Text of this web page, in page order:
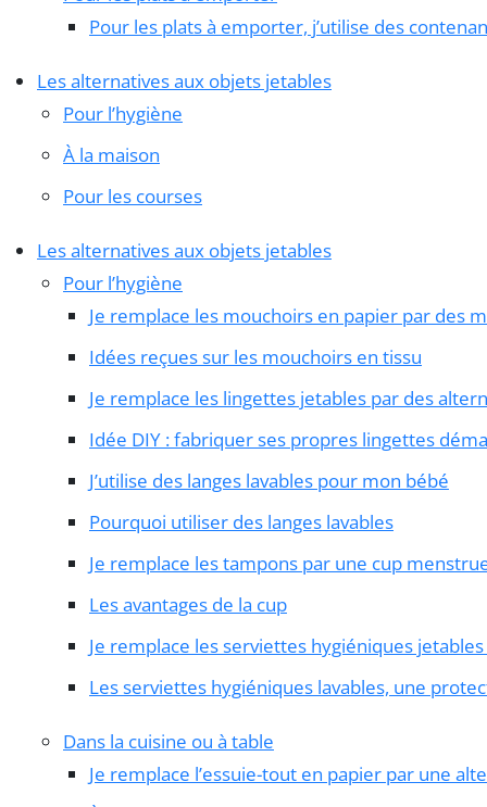
Pour les plats à emporter, j’utilise des
Les alternatives aux objets jetables
Pour l’hygiène
À la maison
Pour les courses
Les alternatives aux objets jetables
Pour l’hygiène
Je remplace les mouchoirs en papier par des
Idées reçues sur les mouchoirs en tissu
Je remplace les lingettes jetables par des
Idée DIY : fabriquer ses propres lingettes
J’utilise des langes lavables pour mon bébé
Pourquoi utiliser des langes lavables
Je remplace les tampons par une cup
Les avantages de la cup
Je remplace les serviettes hygiéniques
Les serviettes hygiéniques lavables, une
Dans la cuisine ou à table
Je remplace l’essuie-tout en papier par une